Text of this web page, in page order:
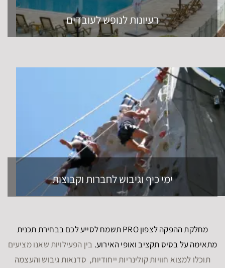
רעיונות לנופש לעובדים
ימי כיף וגיבוש לחברות וקבוצות
מחלקת ההפקה לצפון PRO תשמח לסייע לכם בבחירת תכנית
מתאימה על בסיס תקציב ואופי האירוע. בין הפעילויות שאנו מציעים
תוכלו למצוא חוויות קולינריות ייחודיות, סדנאות גיבוש והעצמה